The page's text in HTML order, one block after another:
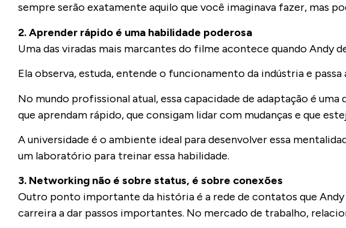
sempre serão exatamente aquilo que você imaginava fazer, mas
2. Aprender rápido é uma habilidade poderosa
Uma das viradas mais marcantes do filme acontece quando Andy
Ela observa, estuda, entende o funcionamento da indústria e
No mundo profissional atual, essa capacidade de adaptação é
que aprendam rápido, que consigam lidar com mudanças e que
A universidade é o ambiente ideal para desenvolver essa
um laboratório para treinar essa habilidade.
3. Networking não é sobre status, é sobre conexões
Outro ponto importante da história é a rede de contatos que Andy
carreira a dar passos importantes. No mercado de trabalho,